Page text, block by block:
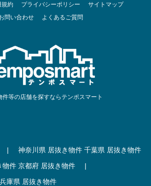
規約 プライバシーポリシー
サイトマップ
問い合わせ
よくあるご質問
件等の店舗を探すならテンポスマート
| 神奈川県 居抜き物件 千葉県 居抜き物件
物件 京都府 居抜き物件
|
兵庫県 居抜き物件